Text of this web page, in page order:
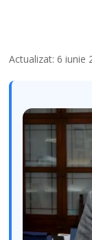
Actualizat: 6 iunie